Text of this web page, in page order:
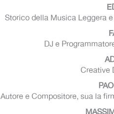
Storico della Musica Leggera
DJ e
Creative
Autore e Compositore, sua la